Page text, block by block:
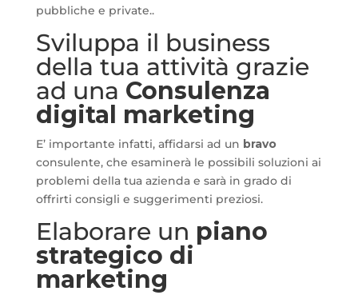
pubbliche e private..
Sviluppa il business
della tua attività grazie
ad una Consulenza
digital marketing
E’ importante infatti, affidarsi ad un bravo
consulente, che esaminerà le possibili soluzioni ai
problemi della tua azienda e sarà in grado di
offrirti consigli e suggerimenti preziosi.
Elaborare un piano
strategico di
marketing